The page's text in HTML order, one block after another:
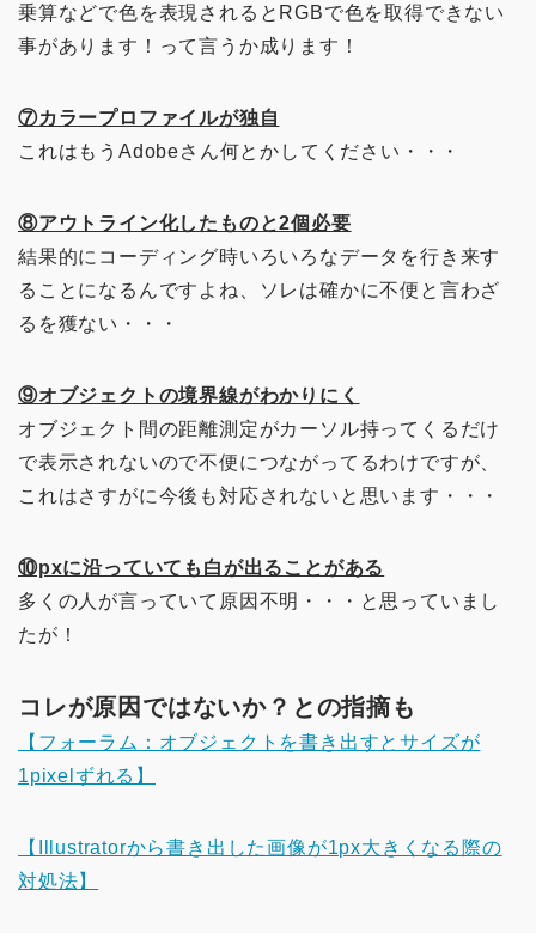
乗算などで色を表現されるとRGBで色を取得できない
事があります！って言うか成ります！
⑦カラープロファイルが独自
これはもうAdobeさん何とかしてください・・・
⑧アウトライン化したものと2個必要
結果的にコーディング時いろいろなデータを行き来す
ることになるんですよね、ソレは確かに不便と言わざ
るを獲ない・・・
⑨オブジェクトの境界線がわかりにく
オブジェクト間の距離測定がカーソル持ってくるだけ
で表示されないので不便につながってるわけですが、
これはさすがに今後も対応されないと思います・・・
⑩pxに沿っていても白が出ることがある
多くの人が言っていて原因不明・・・と思っていまし
たが！
コレが原因ではないか？との指摘も
【フォーラム：オブジェクトを書き出すとサイズが
1pixelずれる】
【Illustratorから書き出した画像が1px大きくなる際の
対処法】